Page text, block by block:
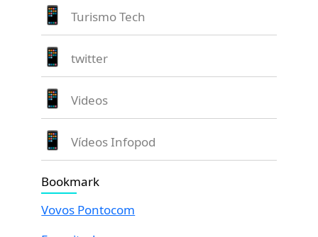
Turismo Tech
twitter
Videos
Vídeos Infopod
Bookmark
Vovos Pontocom